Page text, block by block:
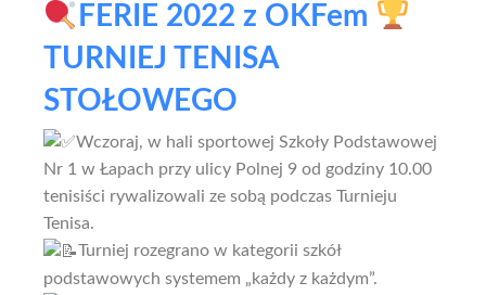
FERIE 2022 z OKFem
TURNIEJ TENISA
STOŁOWEGO
Wczoraj, w hali sportowej Szkoły Podstawowej
Nr 1 w Łapach przy ulicy Polnej 9 od godziny 10.00
tenisiści rywalizowali ze sobą podczas Turnieju
Tenisa.
Turniej rozegrano w kategorii szkół
podstawowych systemem „każdy z każdym”.